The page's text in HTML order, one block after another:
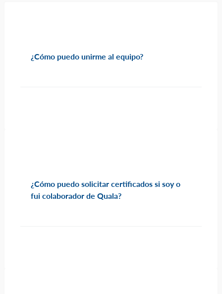
¿Cómo puedo unirme al equipo?
¿Cómo puedo solicitar certificados si soy o
fui colaborador de Quala?